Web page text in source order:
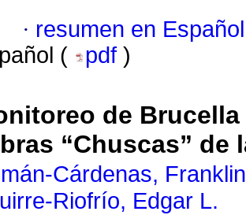
· resumen en Español
(
pdf )
de Brucella
“Chuscas”
Cárdenas,
Riofrío, Edgar L.